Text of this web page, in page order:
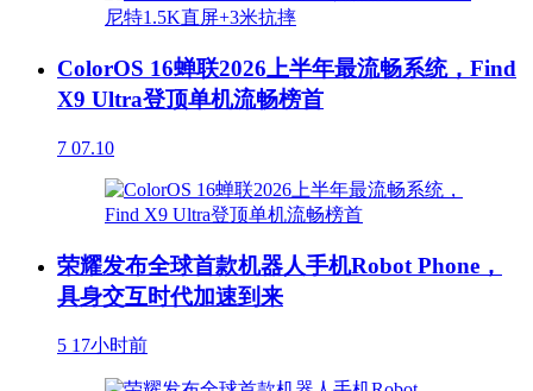
ColorOS 16蝉联2026上半年最流畅系统，Find
X9 Ultra登顶单机流畅榜首
7 07.10
荣耀发布全球首款机器人手机Robot Phone，
具身交互时代加速到来
5 17小时前